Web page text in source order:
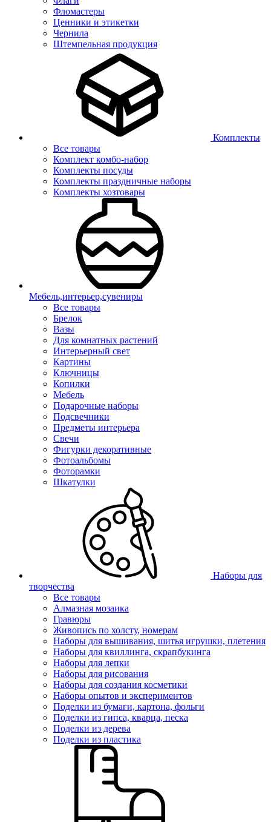
Фломастеры
Ценники и этикетки
Чернила
Штемпельная продукция
Комплекты
Все товары
Комплект комбо-набор
Комплекты посуды
Комплекты праздничные наборы
Комплекты хозтовары
Мебель,интерьер,сувениры
Все товары
Брелок
Вазы
Для комнатных растений
Интерьерный свет
Картины
Ключницы
Копилки
Мебель
Подарочные наборы
Подсвечники
Предметы интерьера
Свечи
Фигурки декоративные
Фотоальбомы
Фоторамки
Шкатулки
Наборы для
творчества
Все товары
Алмазная мозаика
Гравюры
Живопись по холсту, номерам
Наборы для вышивания, шитья игрушки, плетения
Наборы для квиллинга, скрапбукинга
Наборы для лепки
Наборы для рисования
Наборы для создания косметики
Наборы опытов и экспериментов
Поделки из бумаги, картона, фольги
Поделки из гипса, кварца, песка
Поделки из дерева
Поделки из пластика